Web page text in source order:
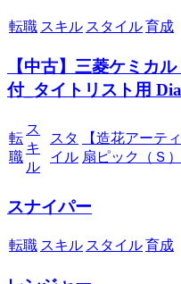
転職 スキル スタイル育成
【中古】三菱ケミカ
付_タイトリスト用
転
職
ス
キ
ル
スタ
イル
【造花アーテ
扇ピック（Ｓ）
スナイパー
転職 スキル スタイル育成